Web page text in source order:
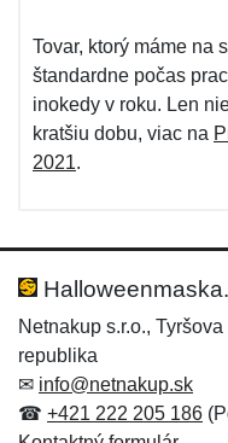
Tovar, ktorý máme na
štandardne počas
inokedy v roku. Len
kratšiu dobu, viac na
2021.
Netnakup s.r.o.,
republika
✉ info@netnakup.sk
☎ +421 222 205 186